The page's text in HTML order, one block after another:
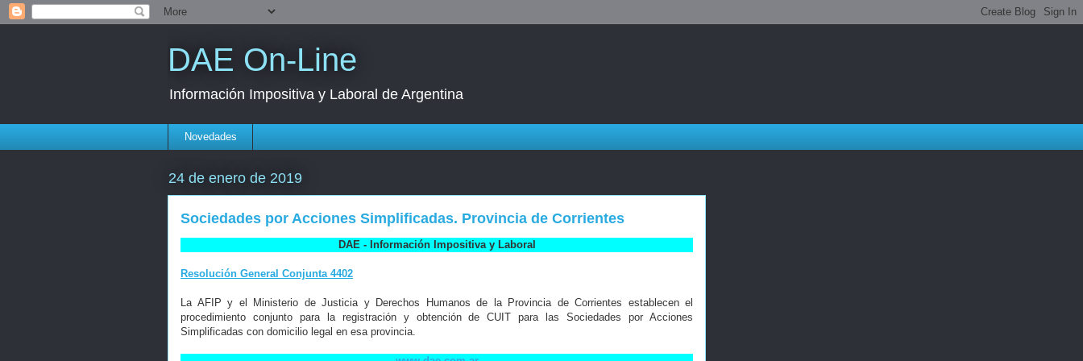
DAE On-Line
Información Impositiva y Laboral de Argentina
Novedades
24 de enero de 2019
Sociedades por Acciones Simplificadas. Provincia de Corrientes
DAE - Información Impositiva y Laboral
Resolución General Conjunta 4402
La AFIP y el Ministerio de Justicia y Derechos Humanos de la Provincia de Corrientes establecen el
procedimiento conjunto para la registración y obtención de CUIT para las Sociedades por Acciones
Simplificadas con domicilio legal en esa provincia.